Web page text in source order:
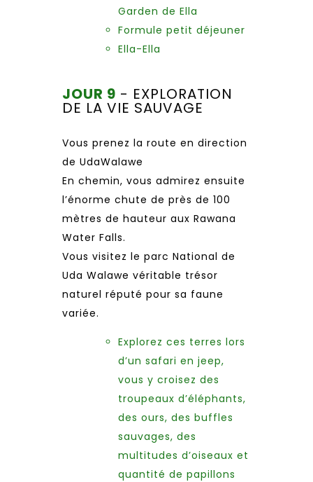
Garden de Ella
Formule petit déjeuner
Ella-Ella
JOUR 9 - EXPLORATION
DE LA VIE SAUVAGE
Vous prenez la route en direction
de UdaWalawe
En chemin, vous admirez ensuite
l’énorme chute de près de 100
mètres de hauteur aux Rawana
Water Falls.
Vous visitez le parc National de
Uda Walawe véritable trésor
naturel réputé pour sa faune
variée.
Explorez ces terres lors
d’un safari en jeep,
vous y croisez des
troupeaux d’éléphants,
des ours, des buffles
sauvages, des
multitudes d’oiseaux et
quantité de papillons